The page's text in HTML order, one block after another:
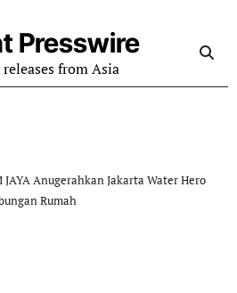
Presswire
from Asia
JAYA Anugerahkan Jakarta Water Hero
Rumah